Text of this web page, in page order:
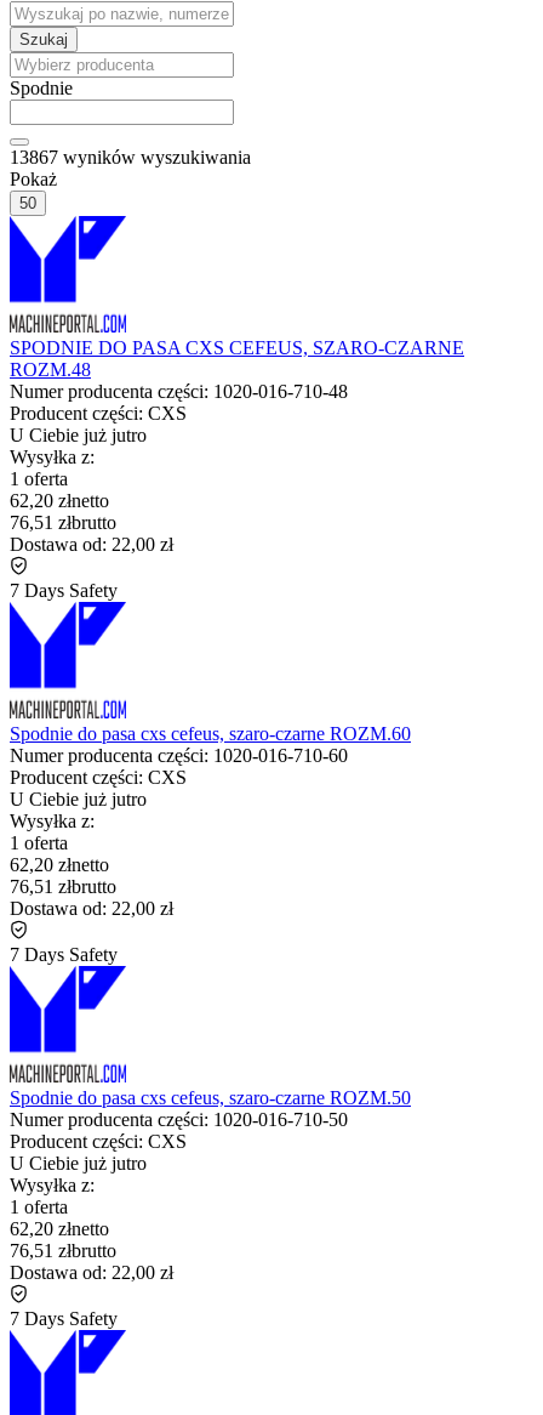
Szukaj
Spodnie
13867 wyników wyszukiwania
Pokaż
50
SPODNIE DO PASA CXS CEFEUS, SZARO-CZARNE
ROZM.48
Numer producenta części: 1020-016-710-48
Producent części: CXS
U Ciebie już jutro
Wysyłka z:
1 oferta
62,20 złnetto
76,51 złbrutto
Dostawa od: 22,00 zł
7 Days Safety
Spodnie do pasa cxs cefeus, szaro-czarne ROZM.60
Numer producenta części: 1020-016-710-60
Producent części: CXS
U Ciebie już jutro
Wysyłka z:
1 oferta
62,20 złnetto
76,51 złbrutto
Dostawa od: 22,00 zł
7 Days Safety
Spodnie do pasa cxs cefeus, szaro-czarne ROZM.50
Numer producenta części: 1020-016-710-50
Producent części: CXS
U Ciebie już jutro
Wysyłka z:
1 oferta
62,20 złnetto
76,51 złbrutto
Dostawa od: 22,00 zł
7 Days Safety